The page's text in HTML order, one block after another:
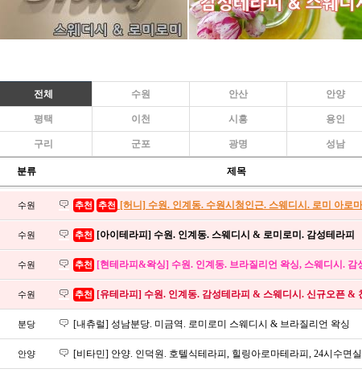
전체 수원 안산 안양
평택 이천 시흥 용인
구리 군포 광명 성남
분류 제목
수원 추천 추천 [허니] 수원. 인계동. 수원시청인근. 스웨디시. 로미 아로
수원 추천 [아이테라피] 수원. 인계동. 스웨디시 & 로미로미. 감성테라피
수원 추천 [현테라피&왁싱] 수원. 인계동. 브라질리언 왁싱, 스웨디시. 감
수원 추천 [유테라피] 수원. 인계동. 감성테라피 & 스웨디시. 신규오픈 &
분당 [내츄럴] 성남분당. 미금역. 로미로미 스웨디시 & 브라질리언 왁싱
안양 [비타민] 안양. 인덕원. 호텔식테라피, 힐링아로마테라피, 24시수면실